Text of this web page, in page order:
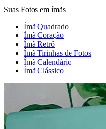
Suas Fotos em ímãs
Ímã Quadrado
Ímã Coração
Ímã Retrô
Ímã Tirinhas de Fotos
Ímã Calendário
Ímã Clássico